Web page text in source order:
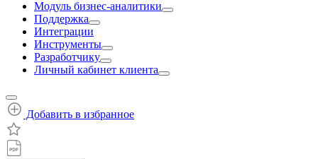
Модуль бизнес-аналитики
Поддержка
Интеграции
Инструменты
Разработчику
Личный кабинет клиента
Добавить в избранное